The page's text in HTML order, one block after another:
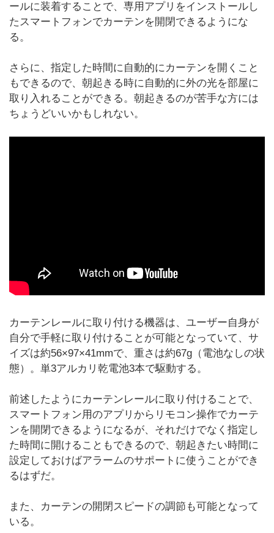
ールに装着することで、専用アプリをインストールし
たスマートフォンでカーテンを開閉できるようにな
る。
さらに、指定した時間に自動的にカーテンを開くこと
もできるので、朝起きる時に自動的に外の光を部屋に
取り入れることができる。朝起きるのが苦手な方には
ちょうどいいかもしれない。
カーテンレールに取り付ける機器は、ユーザー自身が
自分で手軽に取り付けることが可能となっていて、サ
イズは約56×97×41mmで、重さは約67g（電池なしの状
態）。単3アルカリ乾電池3本で駆動する。
前述したようにカーテンレールに取り付けることで、
スマートフォン用のアプリからリモコン操作でカーテ
ンを開閉できるようになるが、それだけでなく指定し
た時間に開けることもできるので、朝起きたい時間に
設定しておけばアラームのサポートに使うことができ
るはずだ。
また、カーテンの開閉スピードの調節も可能となって
いる。